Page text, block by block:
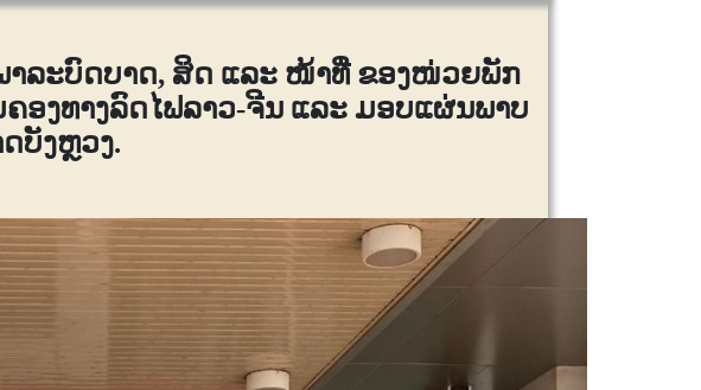
າລະບົດບາດ, ສິດ ແລະ ໜ້າທີ່ ຂອງໜ່ວຍພັກ
ອງທາງລົດໄຟລາວ-ຈີນ ແລະ ມອບແຜ່ນພາບ
ບັງຫຼວງ.